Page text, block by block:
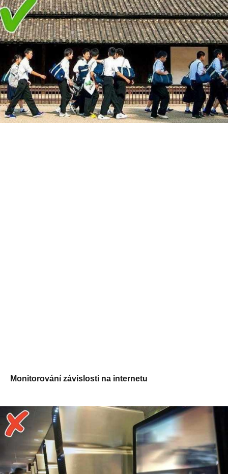
Monitorování závislosti na internetu